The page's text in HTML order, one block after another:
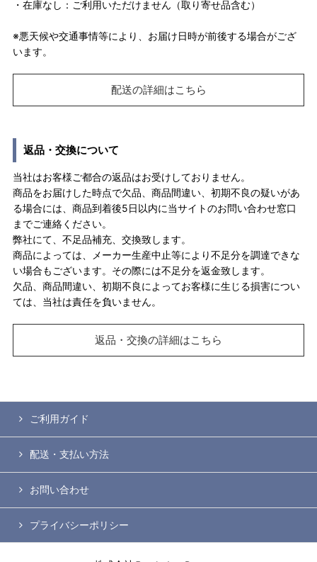
・在庫なし：ご利用いただけません（取り寄せ品含む）
※悪天候や交通事情等により、お届け日時が前後する場合がござ
います。
配送の詳細はこちら
返品・交換について
当社はお客様ご都合の返品はお受けしておりません。
商品をお届けした時点で欠品、商品間違い、初期不良の疑いがあ
る場合には、商品到着後5日以内に当サイトのお問い合わせ窓口
までご連絡ください。
弊社にて、不足品補充、交換致します。
商品によっては、メーカー生産中止等により不足分を調達できな
い場合もございます。その際には不足分を返金致します。
欠品、商品間違い、初期不良によってお客様に生じる損害につい
ては、当社は責任を負いません。
返品・交換の詳細はこちら
ご利用ガイド
配送・支払い方法
お問い合わせ
プライバシーポリシー